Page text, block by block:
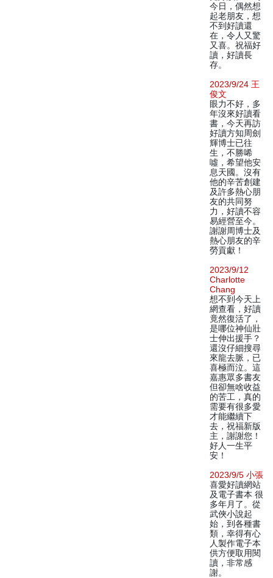
今日，偶然想
起老朋友，想
不到好讀還
在，令人又驚
又喜。祝福好
讀，好讀長
存。
2023/9/24 王
俊文
眼力不好，多
年沒來好讀看
書，今天再訪
好讀方知周劍
輝博士已往
生，不勝唏
噓，希望他安
息天國。沒有
他的辛苦創建
及許多熱心朋
友的共同努
力，好讀不容
易經營至今。
謝謝周博士及
熱心朋友的辛
勞貢獻！
2023/9/12
Charlotte
Chang
想不到今天上
網查看，好讀
竟然復活了，
是哪位神仙壯
士伸出援手？
還沒仔細搜尋
來龍去脈，已
喜極而泣。這
嘉惠眾多書友
但卻無啥收益
的苦工，真的
需要有很多愛
才能繼續下
去，祝福新版
主，謝謝您！
好人一生平
安！
2023/9/5 小張
喜愛好讀網站
及電子書本 很
多年月了。從
武俠小說起
始，到各種書
類，幸得有心
人製作電子本
供方便取用閱
讀，非常感
謝。